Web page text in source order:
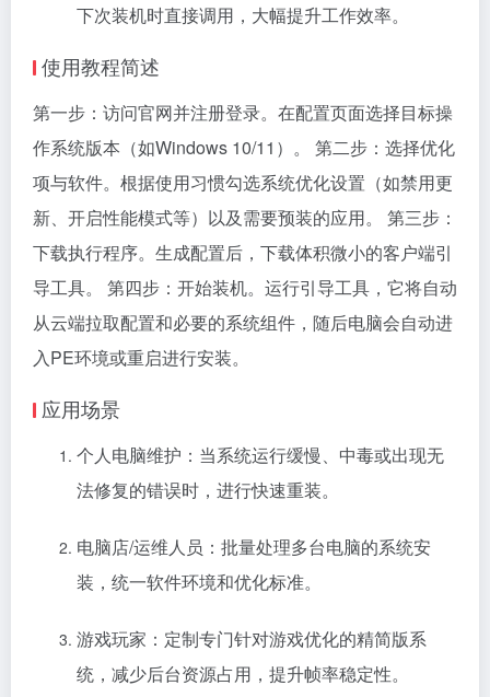
下次装机时直接调用，大幅提升工作效率。
使用教程简述
第一步：访问官网并注册登录。在配置页面选择目标操
作系统版本（如Windows 10/11）。 第二步：选择优化
项与软件。根据使用习惯勾选系统优化设置（如禁用更
新、开启性能模式等）以及需要预装的应用。 第三步：
下载执行程序。生成配置后，下载体积微小的客户端引
导工具。 第四步：开始装机。运行引导工具，它将自动
从云端拉取配置和必要的系统组件，随后电脑会自动进
入PE环境或重启进行安装。
应用场景
个人电脑维护：当系统运行缓慢、中毒或出现无
法修复的错误时，进行快速重装。
电脑店/运维人员：批量处理多台电脑的系统安
装，统一软件环境和优化标准。
游戏玩家：定制专门针对游戏优化的精简版系
统，减少后台资源占用，提升帧率稳定性。